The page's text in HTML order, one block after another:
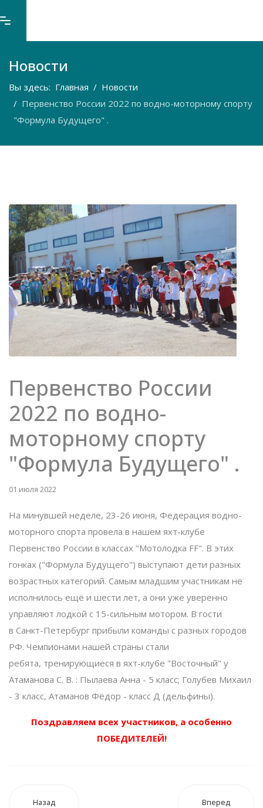
Новости
Вы здесь: Главная
Новости
Первенство России 2022 по водно-моторному спорту
"Формула Будущего" .
Первенство России
2022 по водно-
моторному спорту
"Формула Будущего" .
01 июля 2022
На минувшей неделе, 23-26 июня, Федерация водно-
моторного спорта провела в нашем яхт-клубе
Первенство России в классах "Мотолодка FF". В этих
гонках ("Формула Будущего") выступают дети разных
возрастных категорий. Самым младшим участникам не
исполнилось ещё и шести лет, а они уже уверенно
управляют лодкой с 15-сильным мотором. В гости
в Санкт-Петербург прибыли команды с разных городов
РФ. Чемпионами нашей страны стали
ребята, тренирующиеся в яхт-клубе "Восточный" у
Атаманова С. В. : Пылаева Анна - 5 класс; Голубев Михаил
- 3 класс, Атаманов Фёдор - класс Д (дельфины).
Поздравляем всех участников, а особенно
ПОБЕДИТЕЛЕЙ!
Назад Вперед